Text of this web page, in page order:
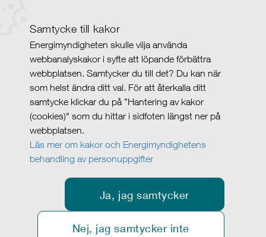
Samtycke till kakor
Energimyndigheten skulle vilja använda
webbanalyskakor i syfte att löpande förbättra
webbplatsen. Samtycker du till det? Du kan när
som helst ändra ditt val. För att återkalla ditt
samtycke klickar du på ”Hantering av kakor
(cookies)" som du hittar i sidfoten längst ner på
webbplatsen.
Läs mer om kakor och Energimyndighetens
behandling av personuppgifter
Ja, jag samtycker
Nej, jag samtycker inte